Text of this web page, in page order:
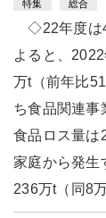
特集 総合
◇22年度は
よると、
万t（前年比
ち食品関連事
食品ロス量は
家庭から発生
236万t（同8